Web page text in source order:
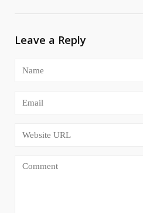
Leave a Reply